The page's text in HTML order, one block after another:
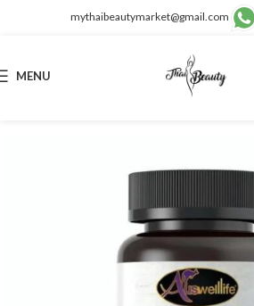
mythaibeautymarket@gmail.com
MENU